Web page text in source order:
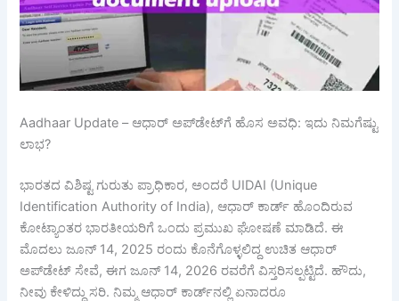
Aadhaar Update – ಆಧಾರ್ ಅಪ್‌ಡೇಟ್‌ಗೆ ಹೊಸ ಅವಧಿ: ಇದು ನಿಮಗೆಷ್ಟು
ಲಾಭ?
ಭಾರತದ ವಿಶಿಷ್ಟ ಗುರುತು ಪ್ರಾಧಿಕಾರ, ಅಂದರೆ UIDAI (Unique
Identification Authority of India), ಆಧಾರ್ ಕಾರ್ಡ್ ಹೊಂದಿರುವ
ಕೋಟ್ಯಾಂತರ ಭಾರತೀಯರಿಗೆ ಒಂದು ಪ್ರಮುಖ ಘೋಷಣೆ ಮಾಡಿದೆ. ಈ
ಮೊದಲು ಜೂನ್ 14, 2025 ರಂದು ಕೊನೆಗೊಳ್ಳಲಿದ್ದ ಉಚಿತ ಆಧಾರ್
ಅಪ್‌ಡೇಟ್ ಸೇವೆ, ಈಗ ಜೂನ್ 14, 2026 ರವರೆಗೆ ವಿಸ್ತರಿಸಲ್ಪಟ್ಟಿದೆ. ಹೌದು,
ನೀವು ಕೇಳಿದ್ದು ಸರಿ. ನಿಮ್ಮ ಆಧಾರ್ ಕಾರ್ಡ್‌ನಲ್ಲಿ ಏನಾದರೂ